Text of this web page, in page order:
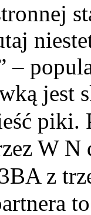
–
jest
piki.
W N
z